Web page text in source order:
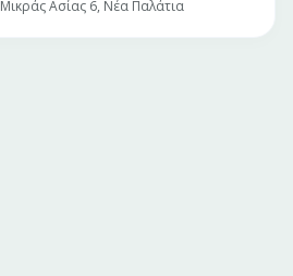
Μικράς Ασίας 6, Νέα Παλάτια